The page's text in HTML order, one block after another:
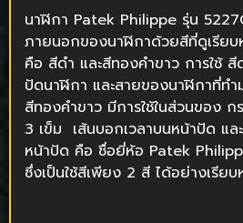
นาฬิกา Patek Philippe รุ่น
ภายนอกของนาฬิกาด้วยสีที่ดูเรียบ
คือ สีดำ และสีทองคำขาว การใช้
ปัดนาฬิกา และสายของนาฬิกาที่ทำ
สีทองคำขาว มีการใช้ในส่วนของ ก
3 เข็ม เส้นบอกเวลาบนหน้าปัด แ
หน้าปัด คือ ชื่อยี่ห้อ Patek
ซึ่งเป็นใช้สีเพียง 2 สี ได้อย่างเรีย